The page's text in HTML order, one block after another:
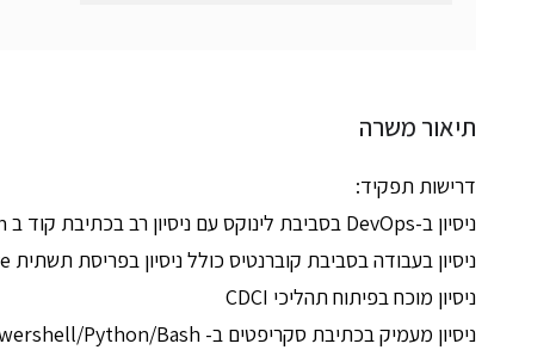
תיאור משרה
דרישות תפקיד:
ניסיון ב-DevOps בסביבת לינוקס עם ניסיון רב בכתיבת קוד ב Python או Bash
ניסיון בעבודה בסביבת קוברנטיס כולל ניסיון בפריסת תשתית code a as Infrastracture
ניסיון מוכח בפיתוח תהליכי CDCI
ניסיון מעמיק בכתיבת סקריפטים ב- Powershell/Python/Bash